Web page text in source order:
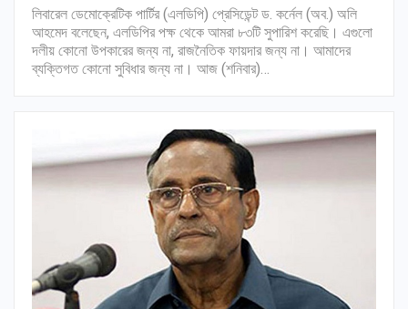
লিবারেল ডেমোক্রেটিক পার্টির (এলডিপি) প্রেসিডেন্ট ড. কর্নেল (অব.) অলি
আহমেদ বলেছেন, এলডিপির পক্ষ থেকে আমরা ৮৩টি সুপারিশ করেছি। এগুলো
দলীয় কোনো উপকারের জন্য না, রাজনৈতিক ফায়দার জন্য না। আমাদের
ব্যক্তিগত কোনো সুবিধার জন্য না। আজ (শনিবার)…